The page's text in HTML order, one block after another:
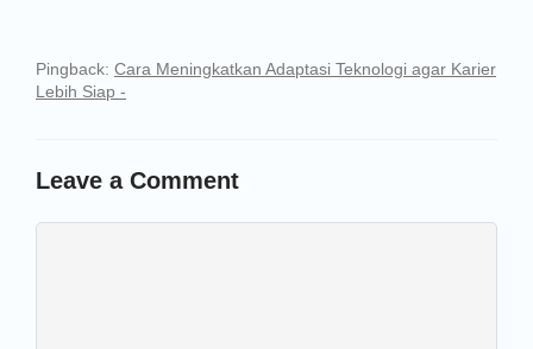
Pingback: Cara Meningkatkan Adaptasi Teknologi agar Karier
Lebih Siap -
Leave a Comment